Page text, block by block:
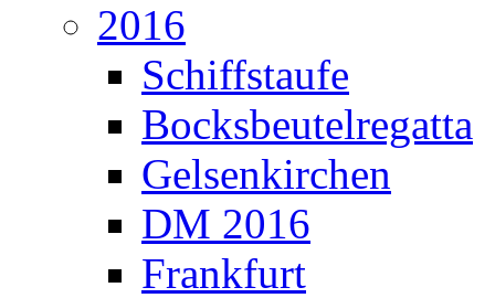
2016
Schiffstaufe
Bocksbeutelregatta
Gelsenkirchen
DM 2016
Frankfurt